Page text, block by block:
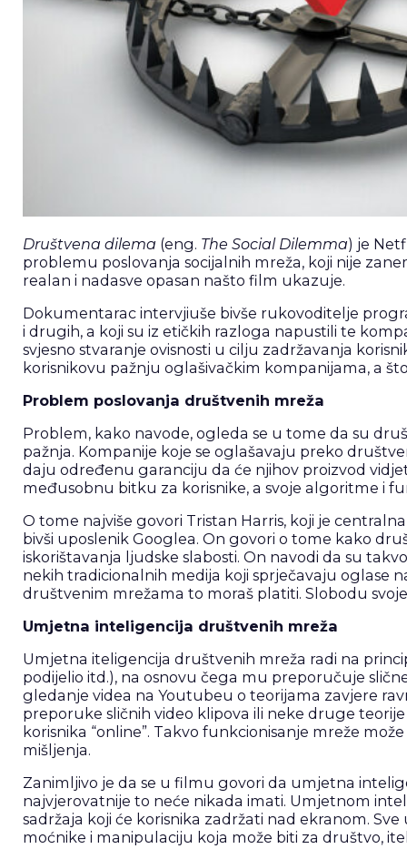
Društvena dilema (eng. The Social Dilemma) je
problemu poslovanja socijalnih mreža, koji nije
realan i nadasve opasan našto film ukazuje.
Dokumentarac intervjiuše bivše rukovoditelje
i drugih, a koji su iz etičkih razloga napustili te
svjesno stvaranje ovisnosti u cilju zadržavanja
korisnikovu pažnju oglašivačkim kompanijama, a
Problem poslovanja društvenih mreža
Problem, kako navode, ogleda se u tome da su
pažnja. Kompanije koje se oglašavaju preko
daju određenu garanciju da će njihov proizvod
međusobnu bitku za korisnike, a svoje algoritme i
O tome najviše govori Tristan Harris, koji je
bivši uposlenik Googlea. On govori o tome kako
iskorištavanja ljudske slabosti. On navodi da su
nekih tradicionalnih medija koji sprječavaju oglase
društvenim mrežama to moraš platiti. Slobodu
Umjetna inteligencija društvenih mreža
Umjetna iteligencija društvenih mreža radi na
podijelio itd.), na osnovu čega mu preporučuje
gledanje videa na Youtubeu o teorijama zavjere
preporuke sličnih video klipova ili neke druge
korisnika “online”. Takvo funkcionisanje mreže
mišljenja.
Zanimljivo je da se u filmu govori da umjetna
najvjerovatnije to neće nikada imati. Umjetnom
sadržaja koji će korisnika zadržati nad ekranom.
moćnike i manipulaciju koja može biti za društvo,